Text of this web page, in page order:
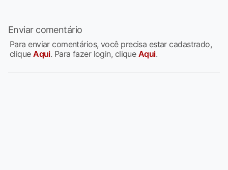
Enviar comentário
Para enviar comentários, você precisa estar cadastrado,
cliqueAqui. Para fazer login, clique Aqui.